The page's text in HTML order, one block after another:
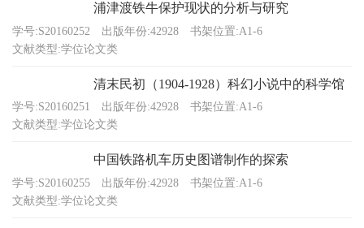
浦津渡铁牛保护现状的分析与研究
学号:S20160252 出版年份:42928
书架位置:A1-6
文献类型:学位论文类
清末民初（1904-1928）科幻小说中的科学馆
学号:S20160251 出版年份:42928
书架位置:A1-6
文献类型:学位论文类
中国铁路机车历史图谱制作的探索
学号:S20160255 出版年份:42928
书架位置:A1-6
文献类型:学位论文类